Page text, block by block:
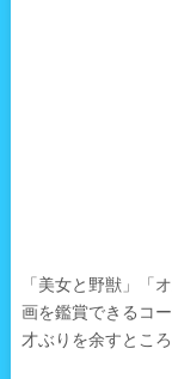
「美女と野獣」「
画を鑑賞できるコ
才ぶりを余すとこ